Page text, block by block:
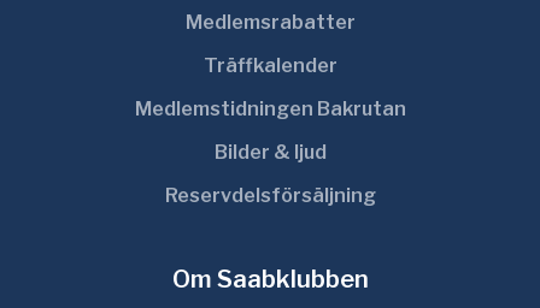
Medlemsrabatter
Träffkalender
Medlemstidningen Bakrutan
Bilder & ljud
Reservdelsförsäljning
Om Saabklubben